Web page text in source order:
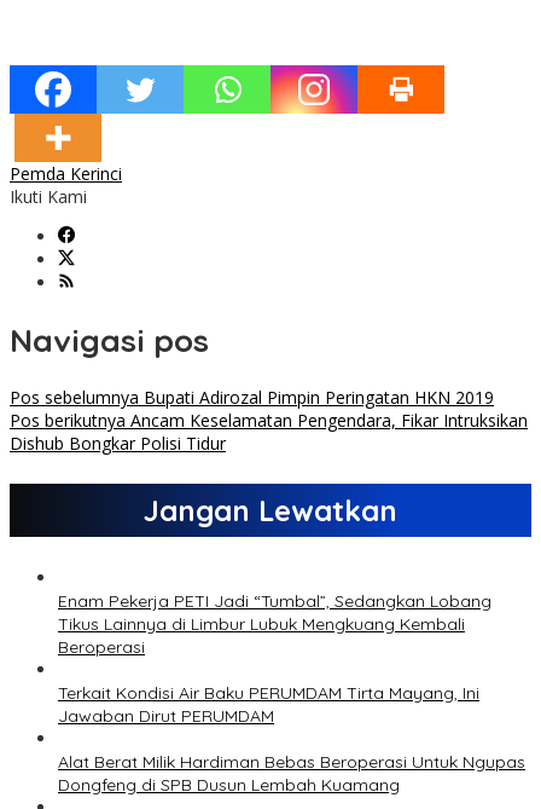
Pemda Kerinci
Ikuti Kami
Navigasi pos
Pos sebelumnya Bupati Adirozal Pimpin Peringatan HKN 2019
Pos berikutnya Ancam Keselamatan Pengendara, Fikar Intruksikan
Dishub Bongkar Polisi Tidur
Jangan Lewatkan
Enam Pekerja PETI Jadi “Tumbal”, Sedangkan Lobang
Tikus Lainnya di Limbur Lubuk Mengkuang Kembali
Beroperasi
Terkait Kondisi Air Baku PERUMDAM Tirta Mayang, Ini
Jawaban Dirut PERUMDAM
Alat Berat Milik Hardiman Bebas Beroperasi Untuk Ngupas
Dongfeng di SPB Dusun Lembah Kuamang